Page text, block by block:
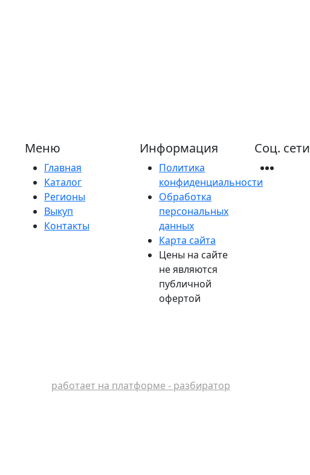
Меню
Главная
Каталог
Регионы
Выкуп
Контакты
Информация
Политика
конфиденциальности
Обработка
персональных
данных
Карта сайта
Цены на сайте
не являются
публичной
офертой
Соц. сети
работает на платформе - разбиратор